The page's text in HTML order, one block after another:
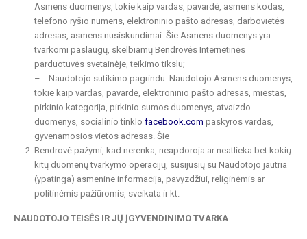
Asmens duomenys, tokie kaip vardas, pavardė, asmens kodas,
telefono ryšio numeris, elektroninio pašto adresas, darbovietės
adresas, asmens nusiskundimai. Šie Asmens duomenys yra
tvarkomi paslaugų, skelbiamų Bendrovės Internetinės
parduotuvės svetainėje, teikimo tikslu;
– Naudotojo sutikimo pagrindu: Naudotojo Asmens duomenys,
tokie kaip vardas, pavardė, elektroninio pašto adresas, miestas,
pirkinio kategorija, pirkinio sumos duomenys, atvaizdo
duomenys, socialinio tinklo facebook.com paskyros vardas,
gyvenamosios vietos adresas. Šie
Bendrovė pažymi, kad nerenka, neapdoroja ar neatlieka bet kokių
kitų duomenų tvarkymo operacijų, susijusių su Naudotojo jautria
(ypatinga) asmenine informacija, pavyzdžiui, religinėmis ar
politinėmis pažiūromis, sveikata ir kt.
NAUDOTOJO TEISĖS IR JŲ ĮGYVENDINIMO TVARKA